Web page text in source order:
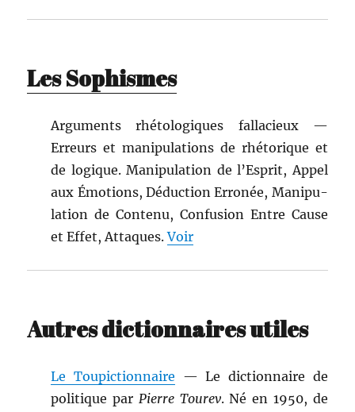
Les Sophismes
Argu­ments rhé­tologiques fal­lac­i­eux —
Erreurs et manip­u­la­tions de rhé­torique et
de logique. Manip­u­la­tion de l’E­sprit, Appel
aux Émo­tions, Déduc­tion Erronée, Manip­u­
la­tion de Con­tenu, Con­fu­sion Entre Cause
et Effet, Attaques.Voir
Autres dictionnaires utiles
Le Toupic­tion­naire — Le dic­tio­n­naire de
poli­tique par Pierre Tourev. Né en 1950, de